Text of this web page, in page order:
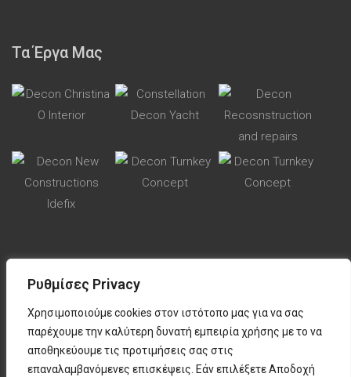
Ρυθμίσες Privacy
Χρησιμοποιούμε cookies στον ιστότοπο μας για να σας
παρέχουμε την καλύτερη δυνατή εμπειρία χρήσης με το να
αποθηκεύουμε τις προτιμήσεις σας στις
επαναλαμβανόμενες επισκέψεις. Εάν επιλέξετε Αποδοχή
Τα Έργα Μας
Όροι χρήσης
Πολιτική απορρήτου
Πολιτική cookies